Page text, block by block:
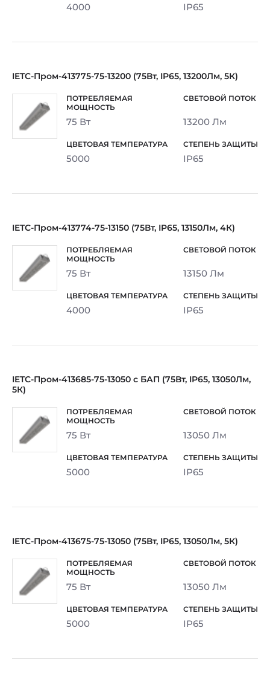
4000 IP65
IETC-Пром-413775-75-13200 (75Вт, IP65, 13200Лм, 5К)
75 Вт 13200 Лм
5000 IP65
IETC-Пром-413774-75-13150 (75Вт, IP65, 13150Лм, 4К)
75 Вт 13150 Лм
4000 IP65
IETC-Пром-413685-75-13050 с БАП (75Вт, IP65, 13050Лм,
5К)
75 Вт 13050 Лм
5000 IP65
IETC-Пром-413675-75-13050 (75Вт, IP65, 13050Лм, 5К)
75 Вт 13050 Лм
5000 IP65